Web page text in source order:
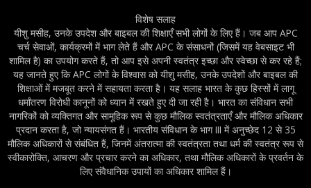
विशेष सलाह
यीशु मसीह, उनके उपदेश और बाइबल की शिक्षाएँ सभी लोगों के लिए हैं। जब आप APC
चर्च सेवाओं, कार्यक्रमों में भाग लेते हैं और APC के संसाधनों (जिसमें यह वेबसाइट भी
शामिल है) का उपयोग करते हैं, तो आप इसे अपनी स्वतंत्र इच्छा और स्वेच्छा से कर रहे हैं;
यह जानते हुए कि APC लोगों के विश्वास को यीशु मसीह, उनके उपदेशों और बाइबल की
शिक्षाओं में मजबूत करने में सहायता करता है। यह सलाह भारत के कुछ हिस्सों में लागू
धर्मांतरण विरोधी कानूनों को ध्यान में रखते हुए दी जा रही है। भारत का संविधान सभी
नागरिकों को व्यक्तिगत और सामूहिक रूप से कुछ मौलिक स्वतंत्रताएँ और मौलिक अधिकार
प्रदान करता है, जो न्यायसंगत हैं। भारतीय संविधान के भाग III में अनुच्छेद 12 से 35
मौलिक अधिकारों से संबंधित हैं, जिनमें अंतरात्मा की स्वतंत्रता तथा धर्म की स्वतंत्र रूप से
स्वीकारोक्ति, आचरण और प्रचार करने का अधिकार, तथा मौलिक अधिकारों के प्रवर्तन के
लिए संवैधानिक उपायों का अधिकार शामिल हैं।